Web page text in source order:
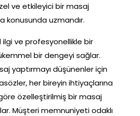
ve etkileyici bir masaj
konusunda uzmandır.
ilgi ve profesyonellikle bir
bir dengeyi sağlar.
yaptırmayı düşünenler için
her bireyin ihtiyaçlarına
özelleştirilmiş bir masaj
Müşteri memnuniyeti odaklı